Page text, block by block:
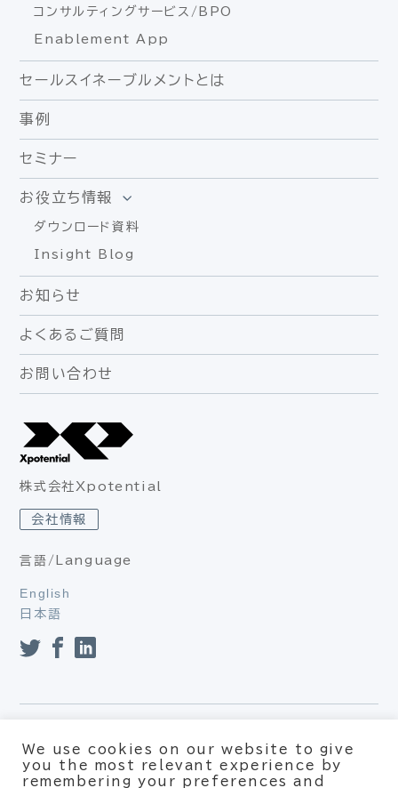
コンサルティングサービス/BPO
Enablement App
セールスイネーブルメントとは
事例
セミナー
お役立ち情報
ダウンロード資料
Insight Blog
お知らせ
よくあるご質問
お問い合わせ
株式会社Xpotential
会社情報
言語/Language
English
日本語
い）
利用約款
We use cookies on our website to give
you the most relevant experience by
remembering your preferences and